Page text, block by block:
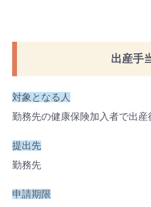
出産手
対象となる人
勤務先の健康保険加入者で出
提出先
勤務先
申請期限